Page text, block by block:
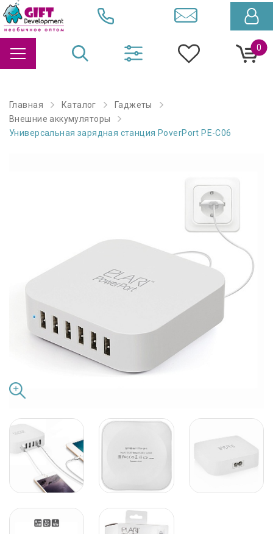
0
Главная Каталог
Гаджеты
Внешние аккумуляторы
Универсальная зарядная станция PoverPort PE-C06